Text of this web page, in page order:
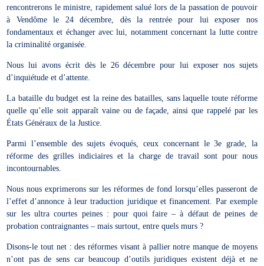
rencontrerons le ministre, rapidement salué lors de la passation de pouvoir
à Vendôme le 24 décembre, dès la rentrée pour lui exposer nos
fondamentaux et échanger avec lui, notamment concernant la lutte contre
la criminalité organisée.
Nous lui avons écrit dès le 26 décembre pour lui exposer nos sujets
d’inquiétude et d’attente.
La bataille du budget est la reine des batailles, sans laquelle toute réforme
quelle qu’elle soit apparaît vaine ou de façade, ainsi que rappelé par les
États Généraux de la Justice.
Parmi l’ensemble des sujets évoqués, ceux concernant le 3e grade, la
réforme des grilles indiciaires et la charge de travail sont pour nous
incontournables.
Nous nous exprimerons sur les réformes de fond lorsqu’elles passeront de
l’effet d’annonce à leur traduction juridique et financement. Par exemple
sur les ultra courtes peines : pour quoi faire – à défaut de peines de
probation contraignantes – mais surtout, entre quels murs ?
Disons-le tout net : des réformes visant à pallier notre manque de moyens
n’ont pas de sens car beaucoup d’outils juridiques existent déjà et ne